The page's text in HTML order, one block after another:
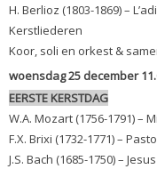
H. Berlioz (1803-1869) –
Kerstliederen
Koor, soli en orkest &
woensdag 25 december
EERSTE KERSTDAG
W.A. Mozart (1756-1791) –
F.X. Brixi (1732-1771) –
J.S. Bach (1685-1750) –